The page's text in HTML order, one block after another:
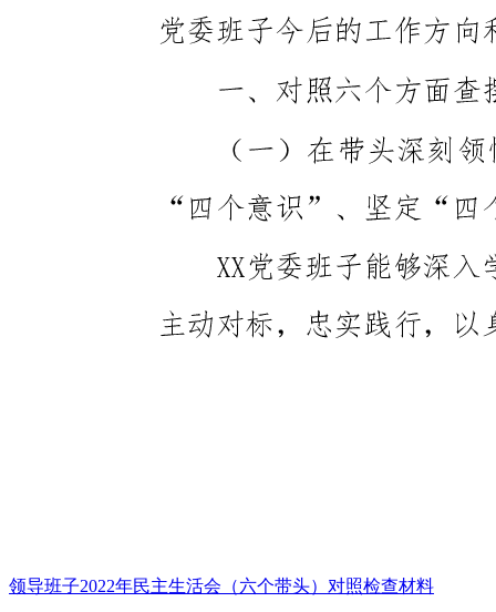
领导班子2022年民主生活会（六个带头）对照检查材料